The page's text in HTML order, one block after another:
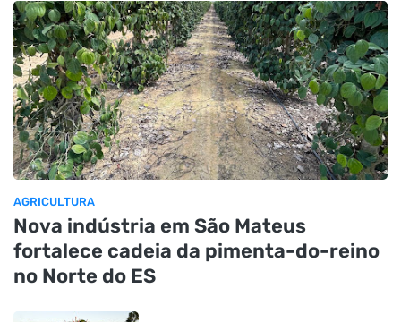
AGRICULTURA
Nova indústria em São Mateus
fortalece cadeia da pimenta-do-reino
no Norte do ES